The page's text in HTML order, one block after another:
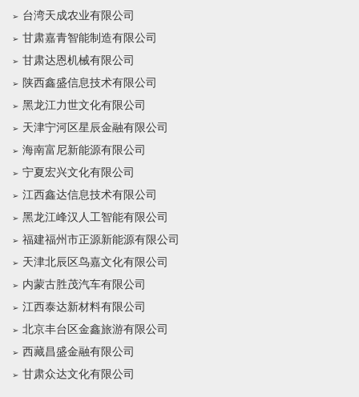
台湾天成农业有限公司
甘肃嘉青智能制造有限公司
甘肃达恩机械有限公司
陕西鑫盛信息技术有限公司
黑龙江力世文化有限公司
天津宁河区星辰金融有限公司
海南富尼新能源有限公司
宁夏宏兴文化有限公司
江西鑫达信息技术有限公司
黑龙江峰汉人工智能有限公司
福建福州市正源新能源有限公司
天津北辰区鸟嘉文化有限公司
内蒙古胜茂汽车有限公司
江西泰达新材料有限公司
北京丰台区金鑫旅游有限公司
西藏昌盛金融有限公司
甘肃众达文化有限公司